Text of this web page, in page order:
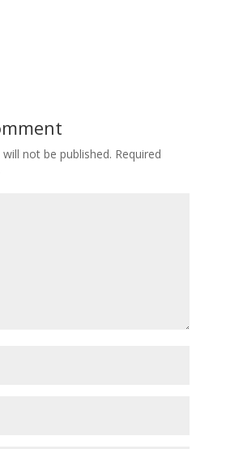
not be published. Required